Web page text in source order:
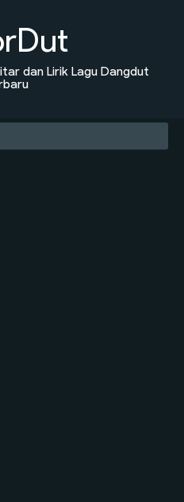
dan Lirik Lagu Dangdut